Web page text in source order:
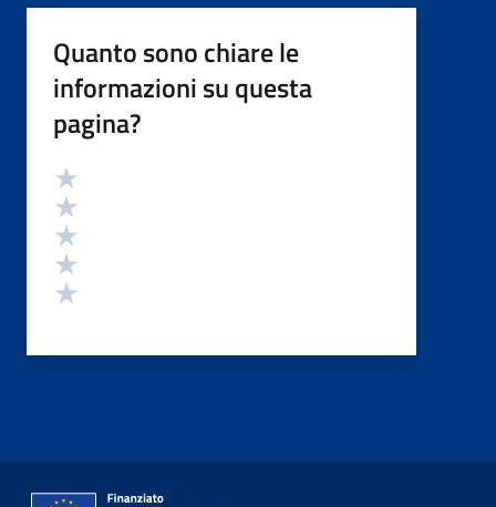
Quanto sono chiare le
informazioni su questa
pagina?
Valutazione